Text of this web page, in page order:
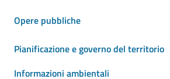
Opere pubbliche
Pianificazione e governo del territorio
Informazioni ambientali